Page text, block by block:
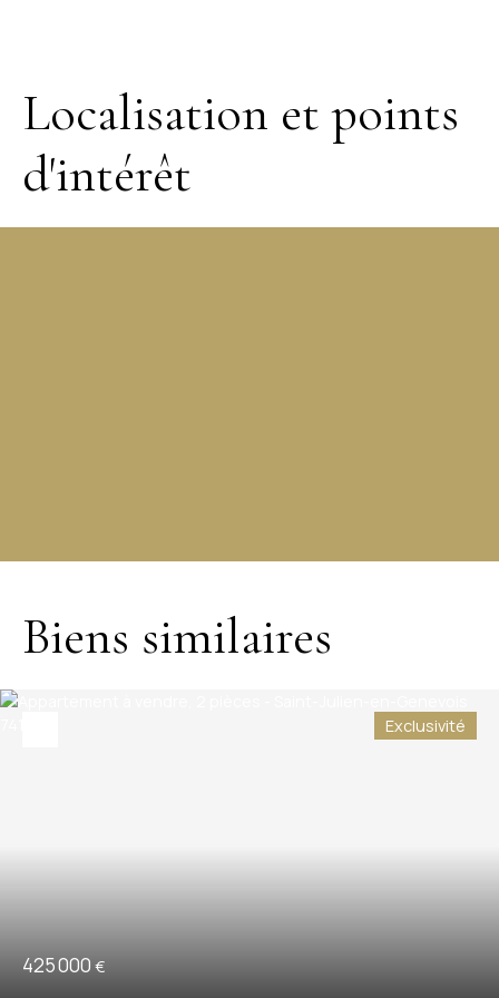
Localisation et points
d'intérêt
Biens similaires
425 000 €
Exclusivité